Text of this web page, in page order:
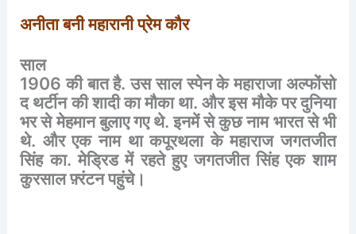
अनीताबनीमहारानीप्रेमकौर
साल
1906की बात है.उस साल स्पेन के महाराजा अल्फोंसो
द थर्टीनकीशादीकामौका था.औरइसमौकेपरदुनिया
भरसेमेहमानबुलाएगए थे.इनमेंसेकुछनाम भारतसे भी
थे. और एक नाम था कपूरथला के महाराज जगतजीत
सिंह का.मेड्रिड में रहते हुए जगतजीत सिंह एक शाम
कुरसालफ़्रंटनपहुंचे।